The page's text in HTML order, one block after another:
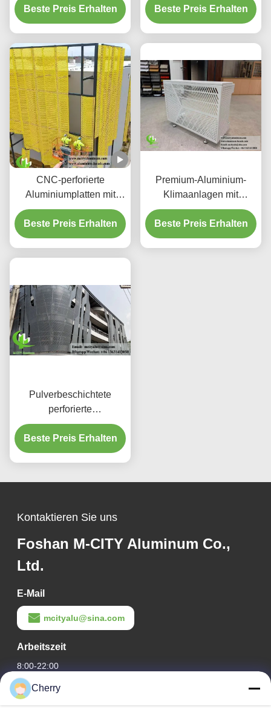
Bildschirmplatten
Beste Preis Erhalten
Aluminium-
Deckensystem mit
Laser-geschnittenen
Mustern
Beste Preis Erhalten
CNC-perforierte
Aluminiumplatten mit
3003 H14/H24-Legierung
und PVDF-Beschichtung
für Fassaden
Beste Preis Erhalten
Premium-Aluminium-
Klimaanlagen mit
dekorativen
Schutzschirmen
Beste Preis Erhalten
Pulverbeschichtete
perforierte
Aluminiumplatte mit
benutzerdefinierten RAL-
Farben und
Mustern für
Beste Preis Erhalten
Kontaktieren Sie uns
Foshan M-CITY Aluminum Co.,
Ltd.
E-Mail
mcityalu@sina.com
Arbeitszeit
8:00-22:00
Unsere Adresse
Cherry